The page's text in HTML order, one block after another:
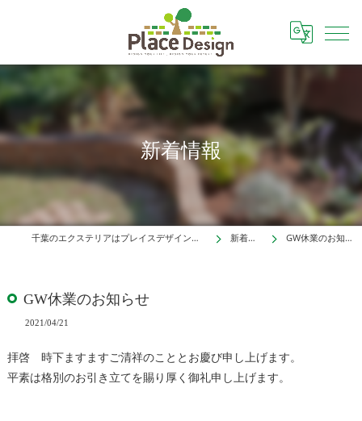
新着情報
千葉のエクステリアはプレイスデザイン株式会社 新着情報 GW休業のお知らせ
GW休業のお知らせ
2021/04/21
拝啓 時下ますますご清祥のこととお慶び申し上げます。
平素は格別のお引き立てを賜り厚く御礼申し上げます。